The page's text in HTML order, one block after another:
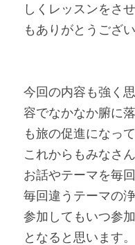
しくレッスンをさ
もありがとうござい
今回の内容も強く
容でなかなか腑に
も旅の促進になっ
これからもみなさ
お話やテーマを毎
毎回違うテーマの
参加してもいつ参
となると思います。